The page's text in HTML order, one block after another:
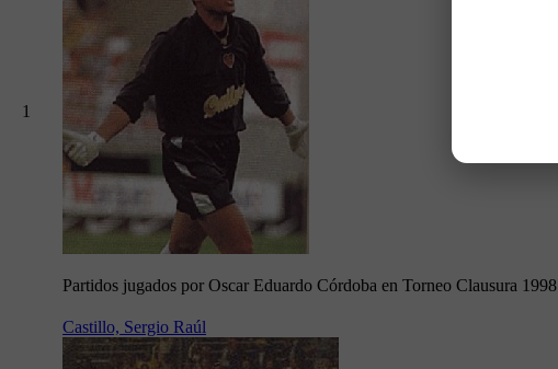
1
Partidos jugados por Oscar Eduardo Córdoba en Torneo Clausura 1998
Castillo, Sergio Raúl